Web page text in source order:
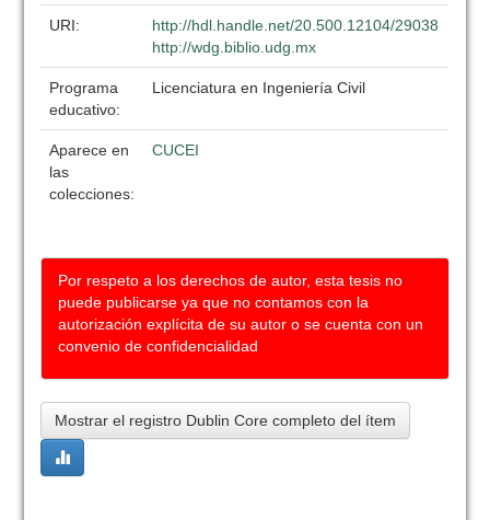
URI:
http://hdl.handle.net/20.500.12104/29038
http://wdg.biblio.udg.mx
Programa
educativo:
Licenciatura en Ingeniería Civil
Aparece en
las
colecciones:
CUCEI
Por respeto a los derechos de autor, esta tesis no
puede publicarse ya que no contamos con la
autorización explícita de su autor o se cuenta con un
convenio de confidencialidad
Mostrar el registro Dublin Core completo del ítem